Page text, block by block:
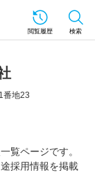
閲覧履歴 検索
番地23
覧ページです。
採用情報を掲載